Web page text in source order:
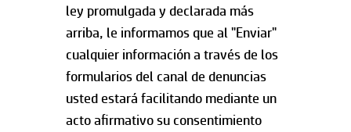
ley promulgada y declarada más
arriba, le informamos que al "Enviar"
cualquier información a través de los
formularios del canal de denuncias
usted estará facilitando mediante un
acto afirmativo su consentimiento